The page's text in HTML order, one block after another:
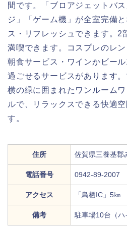
間です。「ブロアジェットバ
ジ」「ゲーム機」が全室完備
ス・リフレッシュできます。2
満喫できます。コスプレのレ
朝食サービス・ワインかビー
過ごせるサービスがあります
横の緑に囲まれたワンルーム
ルで、リラックスできる快適
す。
住所 佐賀県三養基郡
電話番号 0942-89-2007
アクセス 「鳥栖IC」5
備考 駐車場10台（ハ